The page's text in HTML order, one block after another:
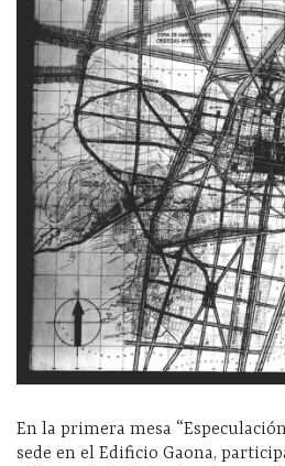
En la primera mesa
sede en el Edificio Gaona,